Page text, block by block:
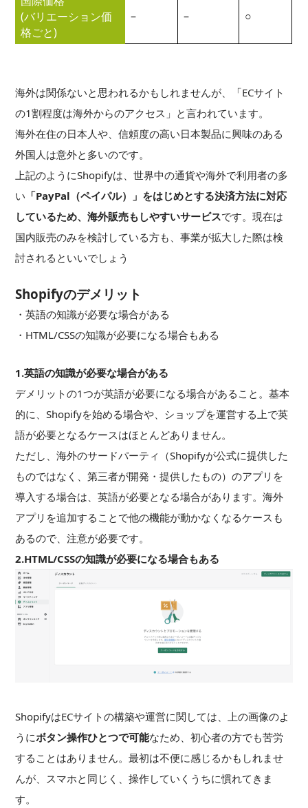
(バリエーション価
格ごと)
– – ○
海外は関係ないと思われるかもしれませんが、「ECサイト
の1割程度は海外からのアクセス」と言われています。
海外在住の日本人や、信頼度の高い日本製品に興味のある
外国人は意外と多いのです。
上記のようにShopifyは、世界中の通貨や海外で利用者の多
い 「PayPal（ペイパル）」をはじめとする決済方法に対応
しているため、海外販売もしやすいサービスです。現在は
国内販売のみを検討している方も、事業が拡大した際は検
討されるといいでしょう
Shopifyのデメリット
・英語の知識が必要な場合がある
・HTML/CSSの知識が必要になる場合もある
1.英語の知識が必要な場合がある
デメリットの1つが英語が必要になる場合があること。基本
的に、Shopifyを始める場合や、ショップを運営する上で英
語が必要となるケースはほとんどありません。
ただし、海外のサードパーティ（Shopifyが公式に提供した
ものではなく、第三者が開発・提供したもの）のアプリを
導入する場合は、英語が必要となる場合があります。海外
アプリを追加することで他の機能が動かなくなるケースも
あるので、注意が必要です。
2.HTML/CSSの知識が必要になる場合もある
ShopifyはECサイトの構築や運営に関しては、上の画像のよ
うにボタン操作ひとつで可能なため、初心者の方でも苦労
することはありません。最初は不便に感じるかもしれませ
んが、スマホと同じく、操作していくうちに慣れてきま
す。